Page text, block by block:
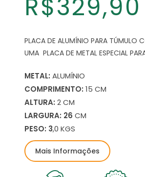
R$329,90
PLACA DE ALUMÍNIO PARA TÚMULO
UMA PLACA DE METAL ESPECIAL
METAL: ALUMÍNIO
COMPRIMENTO: 15 CM
ALTURA: 2 CM
LARGURA: 26 CM
PESO: 3,0 KGS
Mais Informações